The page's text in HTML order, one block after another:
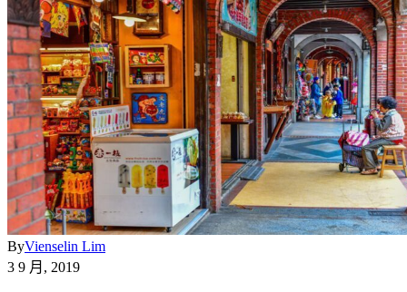
ByVienselin Lim
3 9 月, 2019